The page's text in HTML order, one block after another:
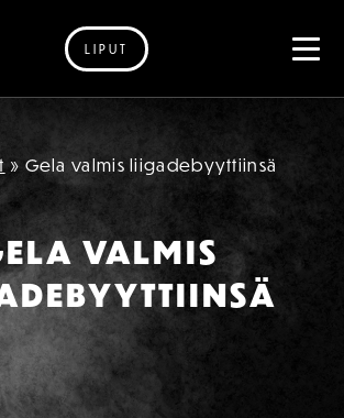
LIPUT
» Gela valmis liigadebyyttiinsä
VALMIS